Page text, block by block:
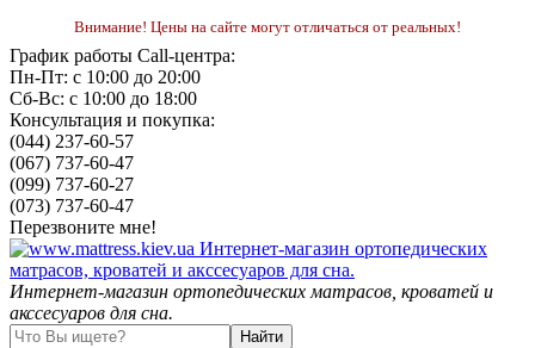
Внимание! Цены на сайте могут отличаться от реальных!
График работы Call-центра:
Пн-Пт: с 10:00 до 20:00
Сб-Вс: с 10:00 до 18:00
Консультация и покупка:
(044) 237-60-57
(067) 737-60-47
(099) 737-60-27
(073) 737-60-47
Перезвоните мне!
Интернет-магазин ортопедических матрасов, кроватей и
акссесуаров для сна.